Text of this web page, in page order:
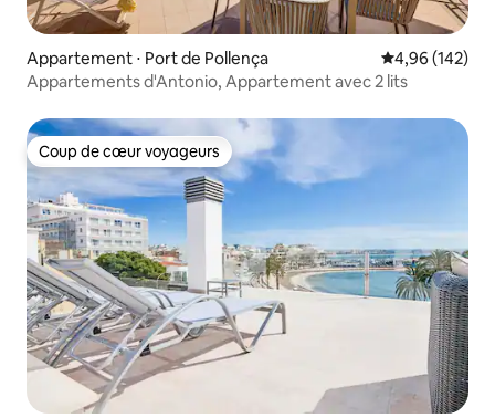
Appartement ⋅ Port de Pollença Évaluation
4,96 (142)
Appartements d'Antonio, Appartement avec 2 lits
Coup de cœur voyageurs
Coup de cœur voyageurs